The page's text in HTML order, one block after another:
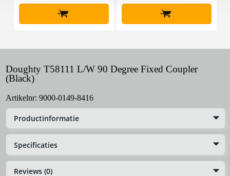
+ +
Doughty T58111 L/W 90 Degree Fixed Coupler
(Black)
Artikelnr: 9000-0149-8416
Productinformatie
Specificaties
Reviews (0)